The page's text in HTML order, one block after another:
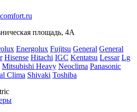
площадь, 4А
Energolux Fujitsu General General
Hisense Hitachi IGC Kentatsu Lessar Lg
Mitsubishi Heavy Neoclima Panasonic
Clima Shivaki Toshiba